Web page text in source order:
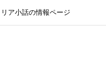
ア小話の情報ページ